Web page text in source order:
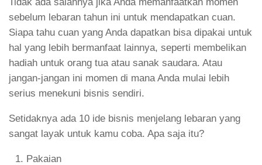
sebelum lebaran tahun ini untuk mendapatkan cuan.
Siapa tahu cuan yang Anda dapatkan bisa dipakai untuk
hal yang lebih bermanfaat lainnya, seperti membelikan
hadiah untuk orang tua atau sanak saudara. Atau
jangan-jangan ini momen di mana Anda mulai lebih
serius menekuni bisnis sendiri.
Setidaknya ada 10 ide bisnis menjelang lebaran yang
sangat layak untuk kamu coba. Apa saja itu?
Pakaian